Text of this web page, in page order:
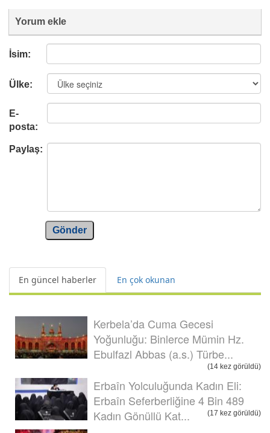
Yorum ekle
İsim:
Ülke:
E-
posta:
Paylaş:
Gönder
En güncel haberler En çok okunan
Kerbela’da Cuma Gecesi
Yoğunluğu: Binlerce Mümin Hz.
Ebulfazl Abbas (a.s.) Türbe...
(14 kez görüldü)
Erbaîn Yolculuğunda Kadın Eli:
Erbaîn Seferberliğine 4 Bin 489
Kadın Gönüllü Kat...
(17 kez görüldü)